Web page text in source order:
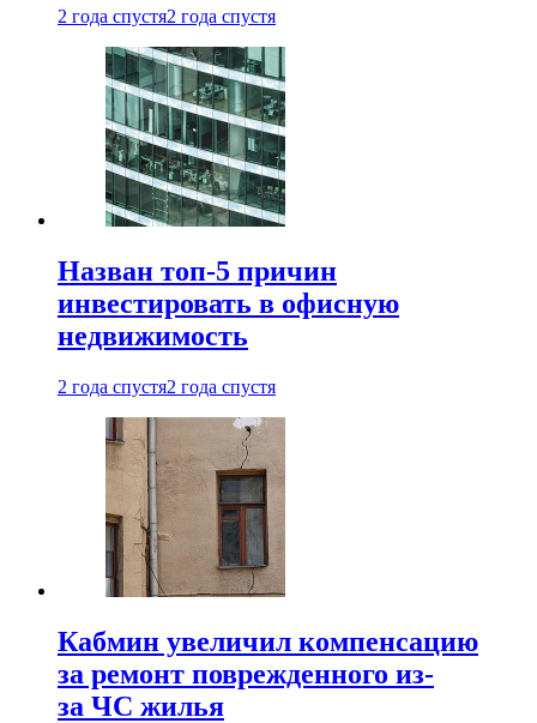
2 года спустя2 года спустя
Назван топ-5 причин
инвестировать в офисную
недвижимость
2 года спустя2 года спустя
Кабмин увеличил компенсацию
за ремонт поврежденного из-
за ЧС жилья